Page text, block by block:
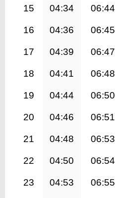
15 04:34 06:44
16 04:36 06:45
17 04:39 06:47
18 04:41 06:48
19 04:44 06:50
20 04:46 06:51
21 04:48 06:53
22 04:50 06:54
23 04:53 06:55